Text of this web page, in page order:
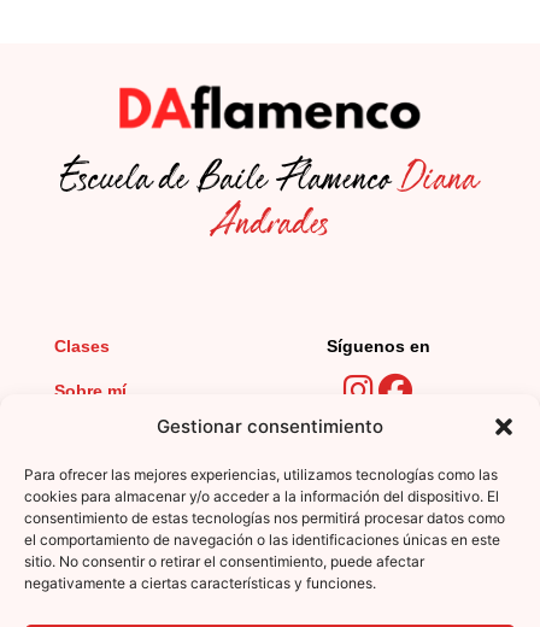
Gestionar consentimiento
Para ofrecer las mejores experiencias, utilizamos tecnologías como las
cookies para almacenar y/o acceder a la información del dispositivo. El
consentimiento de estas tecnologías nos permitirá procesar datos como
el comportamiento de navegación o las identificaciones únicas en este
sitio. No consentir o retirar el consentimiento, puede afectar
negativamente a ciertas características y funciones.
Escuela de Baile FlamencoDiana
Andrades
Clases
Sobre mí
Contacto
Síguenos en
Calle Diego Niño, 11
Horario de apertura y cierre